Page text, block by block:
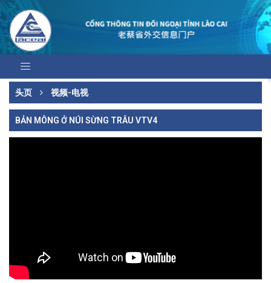
头页 视频-电视
BẢN MÔNG Ở NÚI SỪNG TRÂU VTV4